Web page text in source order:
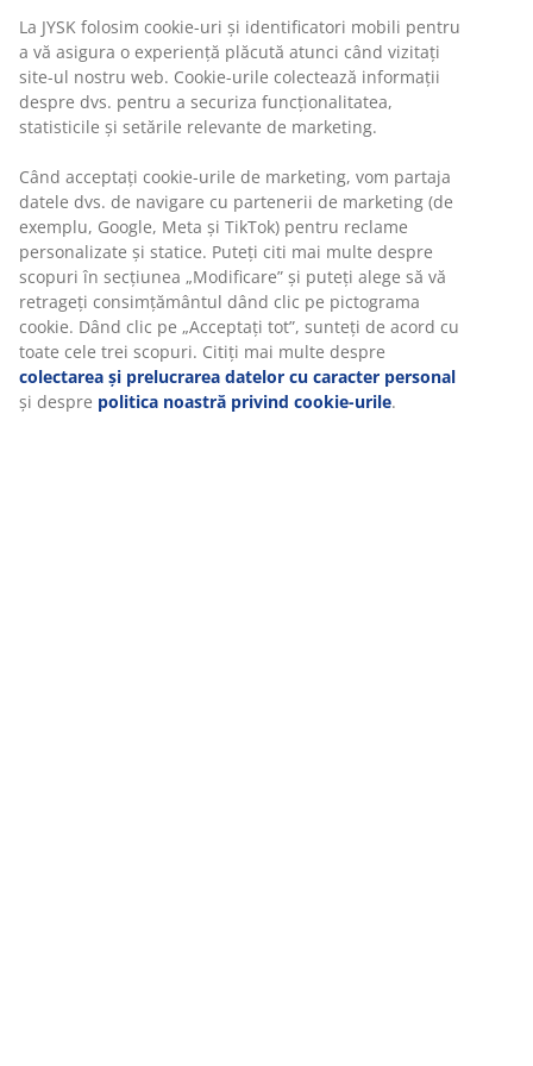
returna produsul dorit într-un magazin fizic JYSK
Garanția prețului
Beneficiezi de garanția prețului pe o perioadă de 30 de
zile
Opțiuni flexibile de livrare
bine
Ghiveci cu design împletit, fabricat din poliratan
rezistent. Acest ghiveci ușor și rezistent la îngheț este
potrivit pentru grădină sau balcon. Se pot perfora ușor
găuri de scurgere pentru utilizarea la exterior.
31x31x32 cm
La JYSK folosim cookie-uri și identificatori mobili pentru
a vă asigura o experiență plăcută atunci când vizitați
site-ul nostru web. Cookie-urile colectează informații
despre dvs. pentru a securiza funcționalitatea,
statisticile și setările relevante de marketing.
Când acceptați cookie-urile de marketing, vom partaja
datele dvs. de navigare cu partenerii de marketing (de
exemplu, Google, Meta și TikTok) pentru reclame
personalizate și statice. Puteți citi mai multe despre
scopuri în secțiunea „Modificare” și puteți alege să vă
retrageți consimțământul dând clic pe pictograma
cookie. Dând clic pe „Acceptați tot”, sunteți de acord cu
toate cele trei scopuri. Citiți mai multe despre
colectarea și prelucrarea datelor cu caracter personal
și despre politica noastră privind cookie-urile.